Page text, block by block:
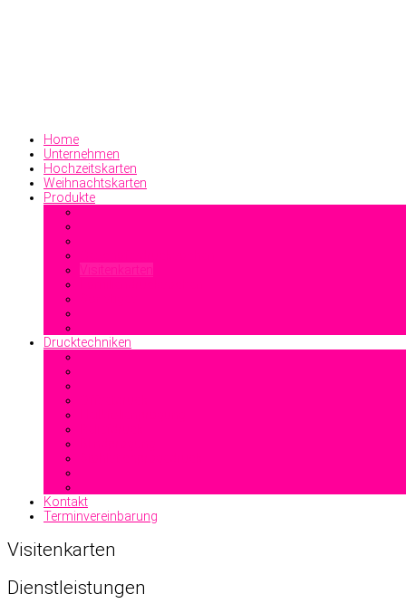
Home
Unternehmen
Hochzeitskarten
Weihnachtskarten
Produkte
Visitenkarten
Drucktechniken
Kontakt
Terminvereinbarung
Visitenkarten
Dienstleistungen